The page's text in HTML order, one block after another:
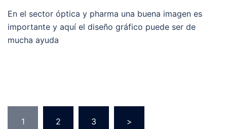
En el sector óptica y pharma una buena imagen es
importante y aquí el diseño gráfico puede ser de
mucha ayuda
1 2 3 >